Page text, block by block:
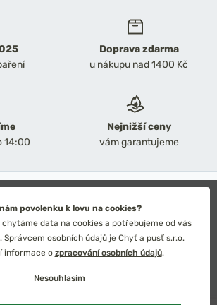
Doprava zdarma
u nákupu nad 1400 Kč
14:00
Nejnižší ceny
vám garantujeme
Obchodní podmínky
Ochrana osobních údajů
řešení: Simplia s.r.o.
design: Petr Široký
povolenku k lovu na cookies?
data na cookies a potřebujeme od vás
Správcem osobních údajů je Chyť a pusť s.r.o.
informace o zpracování osobních údajů.
Nesouhlasím